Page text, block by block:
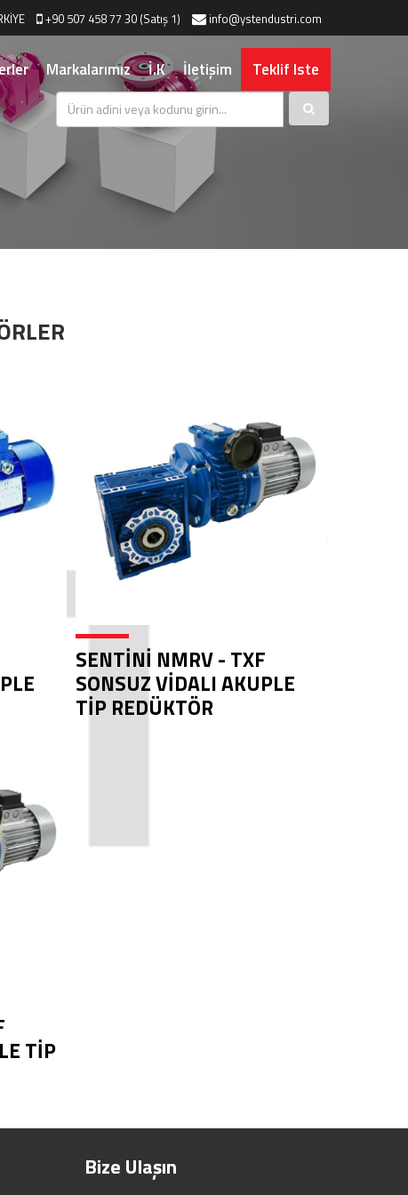
+90 507 458 77 30 (Satış 1) info@ystendustri.com
Markalarımız İ.K İletişim Teklif Iste
SENTİNİ NMRV - TXF
SONSUZ VİDALI AKUPLE
TİP REDÜKTÖR
TİP
Bize Ulaşın